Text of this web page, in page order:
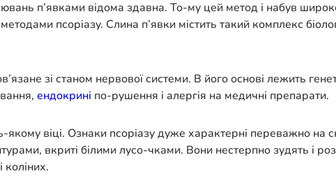
п’явками відома здавна. То-му цей метод і набув
псоріазу. Слина п’явки містить такий комплекс
зі станом нервової системи. В його основі лежить
ендокрині по-рушення і алергія на медичні препарати.
віці. Ознаки псоріазу дуже характерні переважно на
вкриті білими лусо-чками. Вони нестерпно зудять і
коліних.